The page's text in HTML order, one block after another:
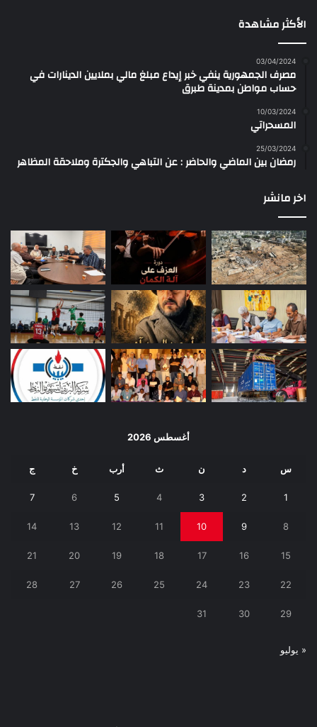
الأكثر مشاهدة
03/04/2024
مصرف الجمهورية ينفي خبر إيداع مبلغ مالي بملايين الدينارات في
حساب مواطن بمدينة طبرق
10/03/2024
المسحراتي
25/03/2024
رمضان بين الماضي والحاضر : عن التباهي والجكترة وملاحقة المظاهر
اخر مانشر
أغسطس 2026
س د ن ث أرب خ ج
1
2
3
4
5
6
7
8
9
10
11
12
13
14
15
16
17
18
19
20
21
22
23
24
25
26
27
28
29
30
31
« يوليو